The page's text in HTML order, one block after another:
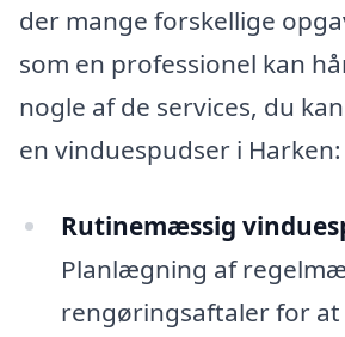
der mange forskellige
som en professionel kan
nogle af de services, du
en vinduespudser i Harken:
Rutinemæssig
Planlægning af
rengøringsaftaler for at